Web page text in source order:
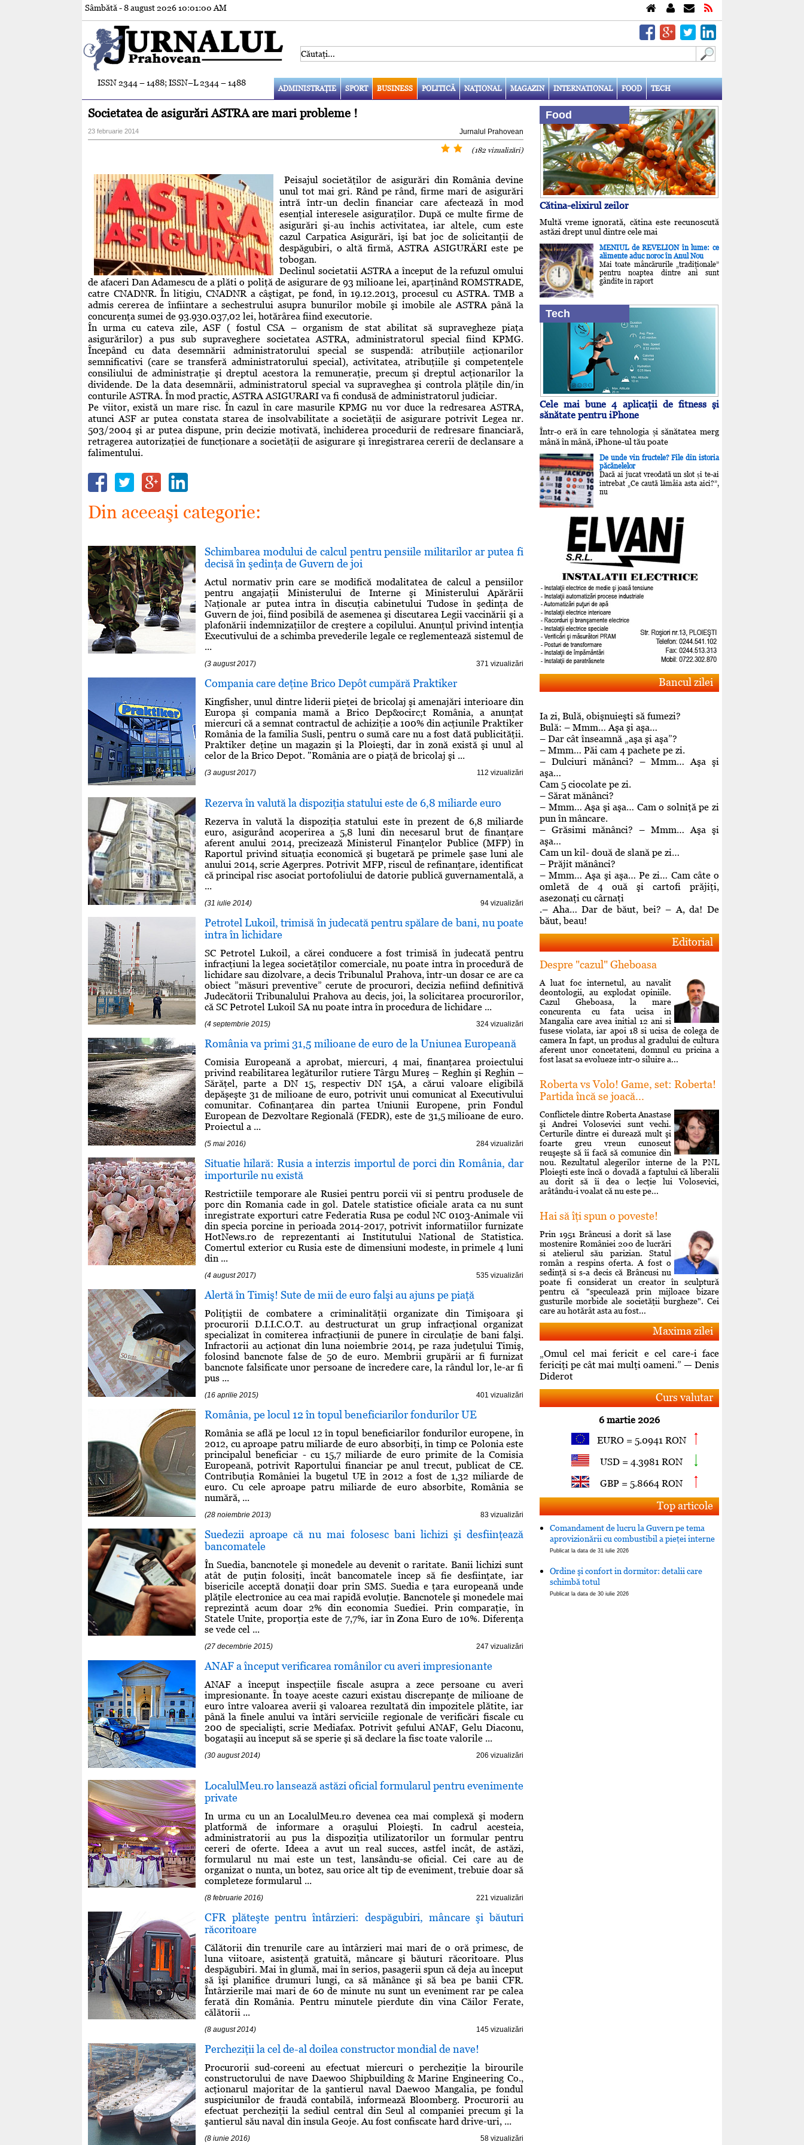
Sâmbătă - 8 august 202610:01:02 AM
ISSN 2344 – 1488; ISSN–L 2344 – 1488
ADMINISTRAŢIE SPORT BUSINESS POLITICĂ NAŢIONAL MAGAZIN INTERNATIONAL FOOD TECH
Societatea de asigurări ASTRA are mari probleme !
23 februarie 2014 Jurnalul Prahovean
(182 vizualizări)
Peisajul societăţilor de asigurări din România devine
unul tot mai gri. Rând pe rând, firme mari de asigurări
intră într-un declin financiar care afectează în mod
esenţial interesele asiguraţilor. După ce multe firme de
asigurări şi-au închis activitatea, iar altele, cum este
cazul Carpatica Asigurări, îşi bat joc de solicitanţii de
despăgubiri, o altă firmă, ASTRA ASIGURĂRI este pe
tobogan.
Declinul societatii ASTRA a început de la refuzul omului
de afaceri Dan Adamescu de a plăti o poliţă de asigurare de 93 milioane lei, aparţinând ROMSTRADE,
catre CNADNR. În litigiu, CNADNR a câştigat, pe fond, în 19.12.2013, procesul cu ASTRA. TMB a
admis cererea de înfiintare a sechestrului asupra bunurilor mobile şi imobile ale ASTRA până la
concurenţa sumei de 93.930.037,02 lei, hotărârea fiind executorie.
În urma cu cateva zile, ASF ( fostul CSA – organism de stat abilitat să supravegheze piaţa
asigurărilor) a pus sub supraveghere societatea ASTRA, administratorul special fiind KPMG.
Începând cu data desemnării administratorului special se suspendă: atribuţiile acţionarilor
semnificativi (care se transferă administratorului special), activitatea, atribuţiile şi competenţele
consiliului de administraţie şi dreptul acestora la remuneraţie, precum şi dreptul acţionarilor la
dividende. De la data desemnării, administratorul special va supraveghea şi controla plăţile din/in
conturile ASTRA. În mod practic, ASTRA ASIGURARI va fi condusă de administratorul judiciar.
Pe viitor, există un mare risc. În cazul în care masurile KPMG nu vor duce la redresarea ASTRA,
atunci ASF ar putea constata starea de insolvabilitate a societăţii de asigurare potrivit Legea nr.
503/2004 şi ar putea dispune, prin decizie motivată, închiderea procedurii de redresare financiară,
retragerea autorizaţiei de funcţionare a societăţii de asigurare şi înregistrarea cererii de declansare a
falimentului.
Din aceeaşi categorie:
Schimbarea modului de calcul pentru pensiile militarilor ar putea fi
decisă în şedinţa de Guvern de joi
Actul normativ prin care se modifică modalitatea de calcul a pensiilor
pentru angajaţii Ministerului de Interne şi Ministerului Apărării
Naţionale ar putea intra în discuţia cabinetului Tudose în şedinţa de
Guvern de joi, fiind posibilă de asemenea şi discutarea Legii vaccinării şi a
plafonării indemnizaţiilor de creştere a copilului. Anunţul privind intenţia
Executivului de a schimba prevederile legale ce reglementează sistemul de
...
(3 august 2017) 371 vizualizări
Compania care deţine Brico Depôt cumpără Praktiker
Kingfisher, unul dintre liderii pieţei de bricolaj şi amenajări interioare din
Europa şi compania mamă a Brico Dep&ocirc;t România, a anunţat
miercuri că a semnat contractul de achiziţie a 100% din acţiunile Praktiker
România de la familia Susli, pentru o sumă care nu a fost dată publicităţii.
Praktiker deţine un magazin şi la Ploieşti, dar în zonă există şi unul al
celor de la Brico Depot. "România are o piaţă de bricolaj şi ...
(3 august 2017) 112 vizualizări
Rezerva în valută la dispoziţia statului este de 6,8 miliarde euro
Rezerva în valută la dispoziţia statului este în prezent de 6,8 miliarde
euro, asigurând acoperirea a 5,8 luni din necesarul brut de finanţare
aferent anului 2014, precizează Ministerul Finanţelor Publice (MFP) în
Raportul privind situaţia economică şi bugetară pe primele şase luni ale
anului 2014, scrie Agerpres. Potrivit MFP, riscul de refinanţare, identificat
că principal risc asociat portofoliului de datorie publică guvernamentală, a
...
(31 iulie 2014) 94 vizualizări
Petrotel Lukoil, trimisă în judecată pentru spălare de bani, nu poate
intra în lichidare
SC Petrotel Lukoil, a cărei conducere a fost trimisă în judecată pentru
infracţiuni la legea societăţilor comerciale, nu poate intra în procedură de
lichidare sau dizolvare, a decis Tribunalul Prahova, într-un dosar ce are ca
obiect ”măsuri preventive” cerute de procurori, decizia nefiind definitivă
Judecătorii Tribunalului Prahova au decis, joi, la solicitarea procurorilor,
că SC Petrotel Lukoil SA nu poate intra în procedura de lichidare ...
(4 septembrie 2015) 324 vizualizări
România va primi 31,5 milioane de euro de la Uniunea Europeană
Comisia Europeană a aprobat, miercuri, 4 mai, finanţarea proiectului
privind reabilitarea legăturilor rutiere Târgu Mureş – Reghin şi Reghin –
Sărăţel, parte a DN 15, respectiv DN 15A, a cărui valoare eligibilă
depăşeşte 31 de milioane de euro, potrivit unui comunicat al Executivului
comunitar. Cofinanţarea din partea Uniunii Europene, prin Fondul
European de Dezvoltare Regională (FEDR), este de 31,5 milioane de euro.
Proiectul a ...
(5 mai 2016) 284 vizualizări
Situatie hilară: Rusia a interzis importul de porci din România, dar
importurile nu există
Restrictiile temporare ale Rusiei pentru porcii vii si pentru produsele de
porc din Romania cade in gol. Datele statistice oficiale arata ca nu sunt
inregistrate exporturi catre Federatia Rusa pe codul NC 0103-Animale vii
din specia porcine in perioada 2014-2017, potrivit informatiilor furnizate
HotNews.ro de reprezentanti ai Institutului National de Statistica.
Comertul exterior cu Rusia este de dimensiuni modeste, in primele 4 luni
din ...
(4 august 2017) 535 vizualizări
Alertă în Timiş! Sute de mii de euro falşi au ajuns pe piaţă
Poliţiştii de combatere a criminalităţii organizate din Timişoara şi
procurorii D.I.I.C.O.T. au destructurat un grup infracţional organizat
specializat în comiterea infracţiunii de punere în circulaţie de bani falşi.
Infractorii au acţionat din luna noiembrie 2014, pe raza judeţului Timiş,
folosind bancnote false de 50 de euro. Membrii grupării ar fi furnizat
bancnote falsificate unor persoane de încredere care, la rândul lor, le-ar fi
pus ...
(16 aprilie 2015) 401 vizualizări
România, pe locul 12 în topul beneficiarilor fondurilor UE
România se află pe locul 12 în topul beneficiarilor fondurilor europene, în
2012, cu aproape patru miliarde de euro absorbiţi, în timp ce Polonia este
principalul beneficiar - cu 15,7 miliarde de euro primite de la Comisia
Europeană, potrivit Raportului financiar pe anul trecut, publicat de CE.
Contribuţia României la bugetul UE în 2012 a fost de 1,32 miliarde de
euro. Cu cele aproape patru miliarde de euro absorbite, România se
numără, ...
(28 noiembrie 2013) 83 vizualizări
Suedezii aproape că nu mai folosesc bani lichizi şi desfiinţează
bancomatele
În Suedia, bancnotele şi monedele au devenit o raritate. Banii lichizi sunt
atât de puţin folosiţi, încât bancomatele încep să fie desfiinţate, iar
bisericile acceptă donaţii doar prin SMS. Suedia e ţara europeană unde
plăţile electronice au cea mai rapidă evoluţie. Bancnotele şi monedele mai
reprezintă acum doar 2% din economia Suediei. Prin comparaţie, în
Statele Unite, proporţia este de 7,7%, iar în Zona Euro de 10%. Diferenţa
se vede cel ...
(27 decembrie 2015) 247 vizualizări
ANAF a început verificarea românilor cu averi impresionante
ANAF a început inspecţiile fiscale asupra a zece persoane cu averi
impresionante. În toaye aceste cazuri existau discrepanţe de milioane de
euro între valoarea averii şi valoarea rezultată din impozitele plătite, iar
până la finele anului va întări serviciile regionale de verificări fiscale cu
200 de specialişti, scrie Mediafax. Potrivit şefului ANAF, Gelu Diaconu,
bogataşii au început să se sperie şi să declare la fisc toate valorile ...
(30 august 2014) 206 vizualizări
LocalulMeu.ro lansează astăzi oficial formularul pentru evenimente
private
In urma cu un an LocalulMeu.ro devenea cea mai complexă şi modern
platformă de informare a oraşului Ploieşti. In cadrul acesteia,
administratorii au pus la dispoziţia utilizatorilor un formular pentru
cereri de oferte. Ideea a avut un real succes, astfel incât, de astăzi,
formularul nu mai este un test, lansându-se oficial. Cei care au de
organizat o nunta, un botez, sau orice alt tip de eveniment, trebuie doar să
completeze formularul ...
(8 februarie 2016) 221 vizualizări
CFR plăteşte pentru întârzieri: despăgubiri, mâncare şi băuturi
răcoritoare
Călătorii din trenurile care au întârzieri mai mari de o oră primesc, de
luna viitoare, asistenţă gratuită, mâncare şi băuturi răcoritoare. Plus
despăgubiri. Mai în glumă, mai în serios, pasagerii spun că deja au început
să îşi planifice drumuri lungi, ca să mănânce şi să bea pe banii CFR.
Întârzierile mai mari de 60 de minute nu sunt un eveniment rar pe calea
ferată din România. Pentru minutele pierdute din vina Căilor Ferate,
călătorii ...
(8 august 2014) 145 vizualizări
Percheziţii la cel de-al doilea constructor mondial de nave!
Procurorii sud-coreeni au efectuat miercuri o percheziţie la birourile
constructorului de nave Daewoo Shipbuilding & Marine Engineering Co.,
acţionarul majoritar de la şantierul naval Daewoo Mangalia, pe fondul
suspiciunilor de fraudă contabilă, informează Bloomberg. Procurorii au
efectuat percheziţii la sediul central din Seul al companiei precum şi la
şantierul său naval din insula Geoje. Au fost confiscate hard drive-uri, ...
(8 iunie 2016) 58 vizualizări
Food
Cătina-elixirul zeilor
Multă vreme ignorată, cătina este recunoscută
astăzi drept unul dintre cele mai
MENIUL de REVELION în lume: ce
alimente aduc noroc în Anul Nou
Mai toate mâncărurile „tradiţionale”
pentru noaptea dintre ani sunt
gândite în raport
Tech
Cele mai bune 4 aplicaţii de fitness şi
sănătate pentru iPhone
Într-o eră în care tehnologia și sănătatea merg
mână în mână, iPhone-ul tău poate
De unde vin fructele? File din istoria
păcănelelor
Dacă ai jucat vreodată un slot și te-ai
întrebat „Ce caută lămâia asta aici?”,
nu
Bancul zilei
Ia zi, Bulă, obişnuieşti să fumezi?
Bulă: – Mmm… Aşa şi aşa…
– Dar cât înseamnă „aşa şi aşa”?
– Mmm… Păi cam 4 pachete pe zi.
– Dulciuri mănânci? – Mmm… Aşa şi
aşa…
Cam 5 ciocolate pe zi.
– Sărat mănânci?
– Mmm… Aşa şi aşa… Cam o solniţă pe zi
pun în mâncare.
– Grăsimi mănânci? – Mmm… Aşa şi
aşa…
Cam un kil- două de slană pe zi…
– Prăjit mănânci?
– Mmm… Aşa şi aşa… Pe zi… Cam câte o
omletă de 4 ouă şi cartofi prăjiţi,
asezonaţi cu cârnaţi
.– Aha… Dar de băut, bei? – A, da! De
băut, beau!
Editorial
Despre "cazul" Gheboasa
A luat foc internetul, au navalit
deontologii, au explodat opiniile.
Cazul Gheboasa, la mare
concurenta cu fata ucisa in
Mangalia care avea initial 12 ani si
fusese violata, iar apoi 18 si ucisa de colega de
camera In fapt, un produs al gradului de cultura
aferent unor concetateni, domnul cu pricina a
fost lasat sa evolueze intr-o siluire a...
Roberta vs Volo! Game, set: Roberta!
Partida încă se joacă...
Conflictele dintre Roberta Anastase
şi Andrei Volosevici sunt vechi.
Certurile dintre ei durează mult şi
foarte greu vreun cunoscut
reuşeşte să îi facă să comunice din
nou. Rezultatul alegerilor interne de la PNL
Ploieşti este încă o dovadă a faptului că liberalii
au dorit să îi dea o lecţie lui Volosevici,
arâtându-i voalat că nu este pe...
Hai să îţi spun o poveste!
Prin 1951 Brâncusi a dorit să lase
mostenire României 200 de lucrări
si atelierul său parizian. Statul
român a respins oferta. A fost o
sedinţă si s-a decis că Brâncusi nu
poate fi considerat un creator în sculptură
pentru că "speculează prin mijloace bizare
gusturile morbide ale societăţii burgheze". Cei
care au hotărât asta au fost...
Maxima zilei
„Omul cel mai fericit e cel care-i face
fericiţi pe cât mai mulţi oameni.” — Denis
Diderot
Curs valutar
6 martie 2026
EURO = 5.0941 RON
USD = 4.3981 RON
GBP = 5.8664 RON
Top articole
Comandament de lucru la Guvern pe tema
aprovizionării cu combustibil a pieţei interne
Publicat la data de 31 iulie 2026
Ordine şi confort in dormitor: detalii care
schimbă totul
Publicat la data de 30 iulie 2026